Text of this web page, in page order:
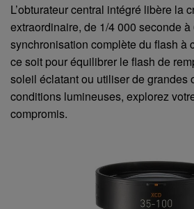
L’obturateur central intégré libère la
extraordinaire, de 1/4 000 seconde
synchronisation complète du flash à
ce soit pour équilibrer le flash de
soleil éclatant ou utiliser de grandes
conditions lumineuses, explorez
compromis.